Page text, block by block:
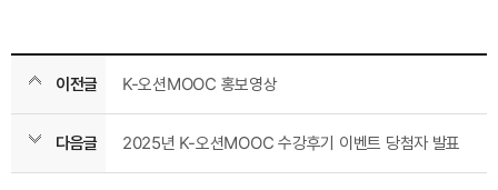
이전글 K-오션MOOC 홍보영상
다음글 2025년 K-오션MOOC 수강후기 이벤트 당첨자 발표